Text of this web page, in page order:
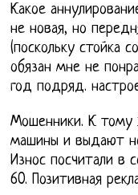
Какое
не новая, но
(поскольку стойка
обязан мне не
год подряд.
Мошенники. К
машины и выдают
Износ посчитали в
60. Позитивная